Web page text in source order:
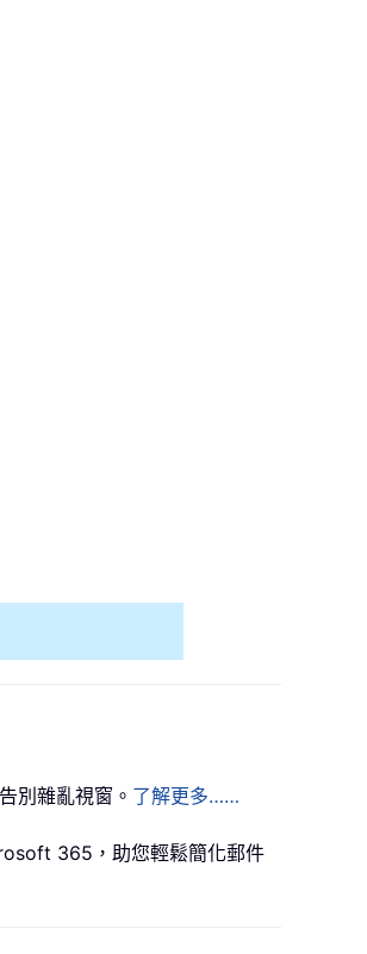
別雜亂視窗。 了解更多……
365，助您輕鬆簡化郵件